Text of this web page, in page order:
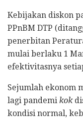
Kebijakan diskon
PPnBM DTP
penerbitan
mulai berlaku 1
efektivitasnya
Sejumlah ekonom
lagi pandemi kok
kondisi normal,